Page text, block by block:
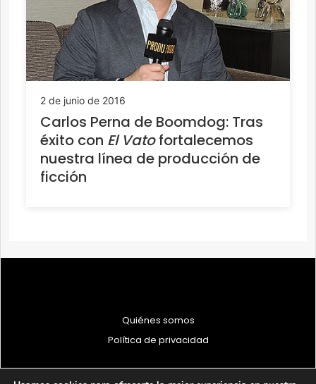
2 de junio de 2016
Carlos Perna de Boomdog: Tras
éxito con El Vatofortalecemos
nuestra línea de producción de
ficción
Quiénes somos
Política de privacidad